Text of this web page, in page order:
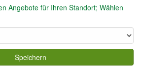
Angebote für Ihren Standort; Wählen
Speichern